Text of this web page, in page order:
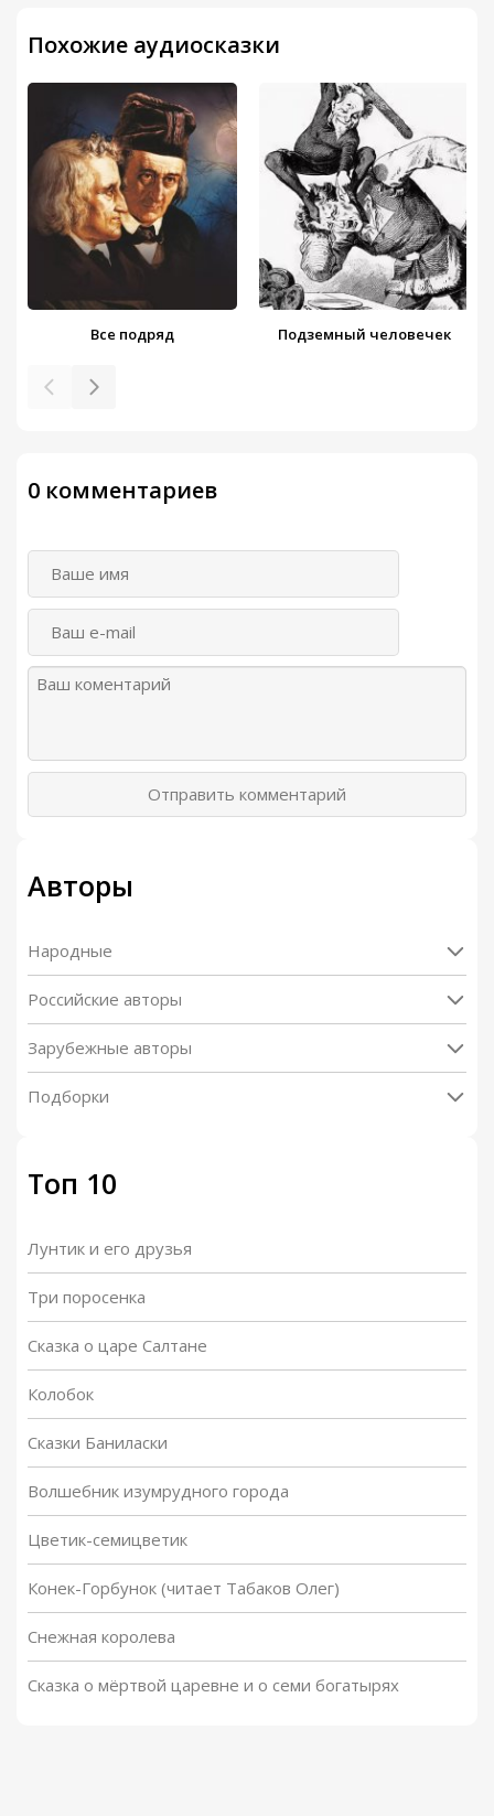
Похожие аудиосказки
Все подряд Подземный человечек
0 комментариев
Отправить комментарий
Авторы
Народные
Российские авторы
Зарубежные авторы
Подборки
Топ 10
Лунтик и его друзья
Три поросенка
Сказка о царе Салтане
Колобок
Сказки Баниласки
Волшебник изумрудного города
Цветик-семицветик
Конек-Горбунок (читает Табаков Олег)
Снежная королева
Сказка о мёртвой царевне и о семи богатырях